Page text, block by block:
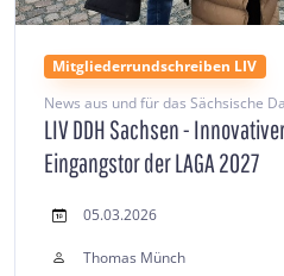
Mitgliederrundschreiben LIV
News aus und für das Sächsische
LIV DDH Sachsen -
Eingangstor der LAGA 2027
05.03.2026
Thomas Münch